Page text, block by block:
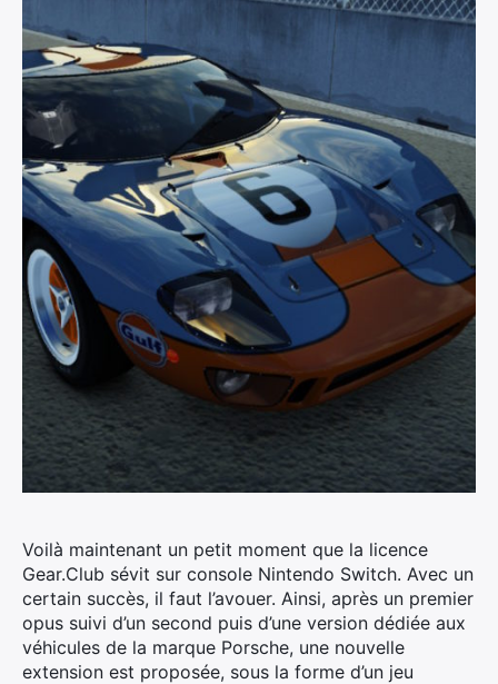
Voilà maintenant un petit moment que la licence
Gear.Club sévit sur console Nintendo Switch. Avec un
certain succès, il faut l’avouer. Ainsi, après un premier
opus suivi d’un second puis d’une version dédiée aux
véhicules de la marque Porsche, une nouvelle
extension est proposée, sous la forme d’un jeu